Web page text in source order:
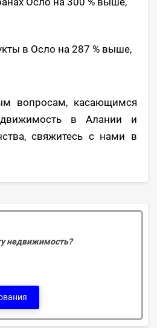
в Осло на 287 % выше,
вопросам, касающимся
в Алании и
свяжитесь с нами в
недвижимость?